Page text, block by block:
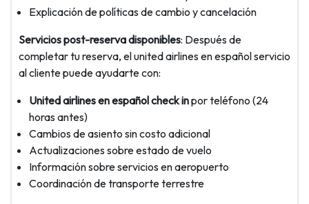
Explicación de políticas de cambio y cancelación
Servicios post-reserva disponibles: Después de
completar tu reserva, el united airlines en español servicio
al cliente puede ayudarte con:
United airlines en español check inpor teléfono (24
horas antes)
Cambios de asiento sin costo adicional
Actualizaciones sobre estado de vuelo
Información sobre servicios en aeropuerto
Coordinación de transporte terrestre